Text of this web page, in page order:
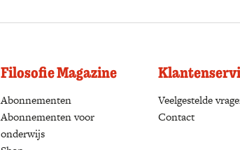
Filosofie Magazine
Abonnementen (opens in a new tab)
Abonnementen voor
onderwijs
Veelgestelde
Contact